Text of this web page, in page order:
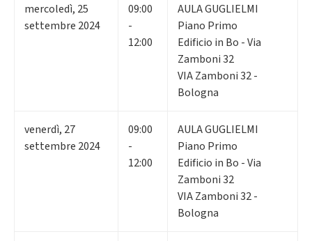
mercoledì, 25
settembre 2024
09:00
-
12:00
AULA GUGLIELMI
Piano Primo
Edificio in Bo - Via
Zamboni 32
VIA Zamboni 32 -
Bologna
venerdì, 27
settembre 2024
09:00
-
12:00
AULA GUGLIELMI
Piano Primo
Edificio in Bo - Via
Zamboni 32
VIA Zamboni 32 -
Bologna